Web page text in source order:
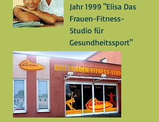
Jahr 1999 "Elisa Das
Frauen-Fitness-
Studio für
Gesundheitssport"